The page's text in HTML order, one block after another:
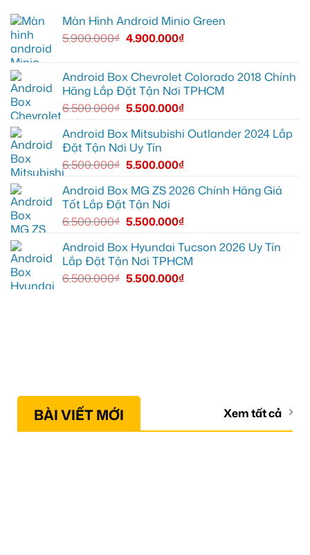
thiếu
ích
Ford
Everest
tại
ánh
sáng
tốt
hơn
Camera
trình
XL7
tại
Quận
để
ghi
mọi
cung
đường
Màn Hình Android Minio Green
5.900.000₫ 4.900.000₫
Android Box Chevrolet Colorado 2018 Chính
Hãng Lắp Đặt Tận Nơi TPHCM
6.500.000₫ 5.500.000₫
Android Box Mitsubishi Outlander 2024 Lắp
Đặt Tận Nơi Uy Tín
6.500.000₫ 5.500.000₫
Android Box MG ZS 2026 Chính Hãng Giá
Tốt Lắp Đặt Tận Nơi
6.500.000₫ 5.500.000₫
Android Box Hyundai Tucson 2026 Uy Tín
Lắp Đặt Tận Nơi TPHCM
6.500.000₫ 5.500.000₫
BÀI VIẾT MỚI Xem tất cả